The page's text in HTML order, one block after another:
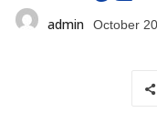
admin October